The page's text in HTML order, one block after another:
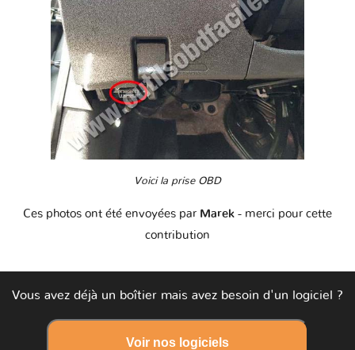
Voici la prise OBD
Ces photos ont été envoyées par Marek - merci pour cette
contribution
Vous avez déjà un boîtier mais avez besoin d'un logiciel ?
Voir nos logiciels